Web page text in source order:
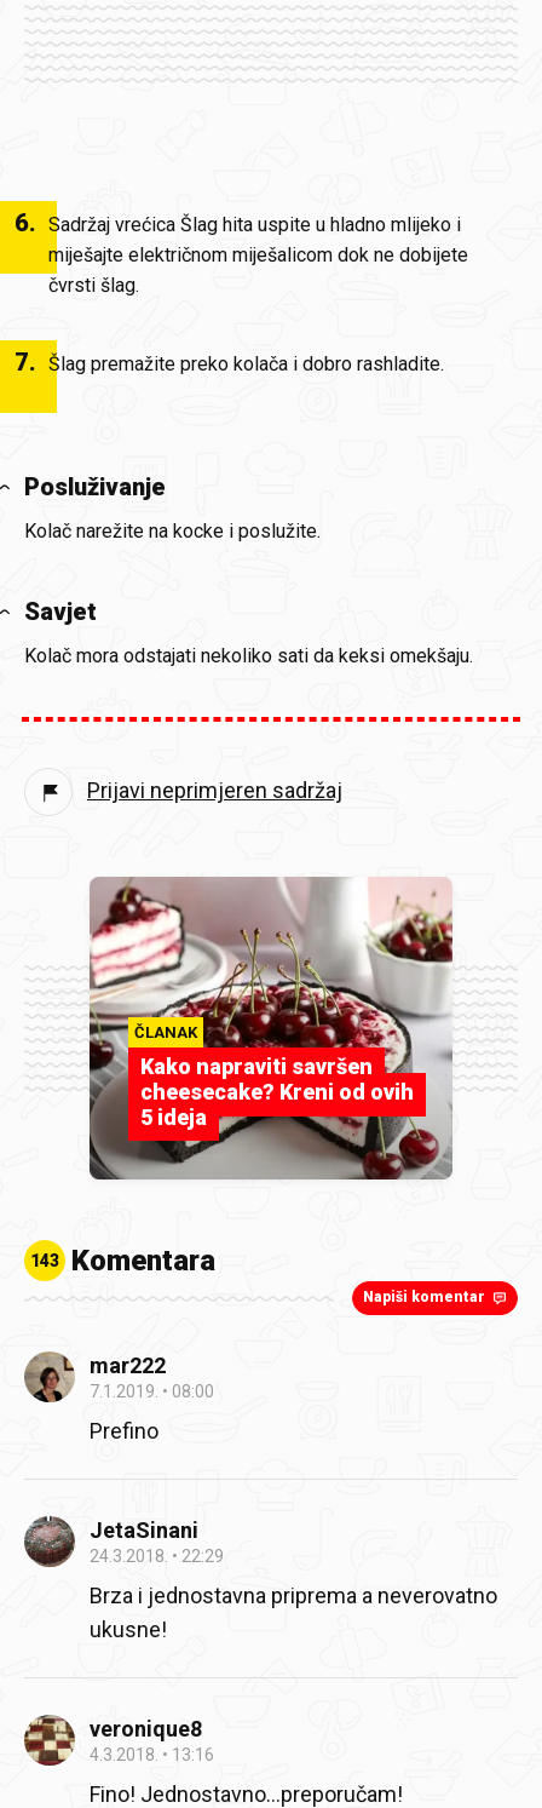
6. Sadržaj vrećica Šlag hita uspite u hladno mlijeko i
miješajte električnom miješalicom dok ne dobijete
čvrsti šlag.
7. Šlag premažite preko kolača i dobro rashladite.
Posluživanje
Kolač narežite na kocke i poslužite.
Savjet
Kolač mora odstajati nekoliko sati da keksi omekšaju.
Prijavi neprimjeren sadržaj
ČLANAK
Kako napraviti savršen
cheesecake? Kreni od ovih
5 ideja
143 Komentara
Napiši komentar
mar222
7.1.2019. 08:00
Prefino
JetaSinani
24.3.2018. 22:29
Brza i jednostavna priprema a neverovatno
ukusne!
veronique8
4.3.2018. 13:16
Fino! Jednostavno...preporučam!